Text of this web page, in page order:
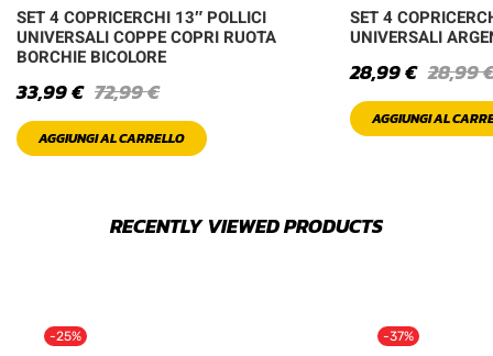
SET 4 COPRICERCHI 13″ POLLICI
UNIVERSALI COPPE COPRI RUOTA
BORCHIE BICOLORE
72,99€
33,99€
AGGIUNGI AL CARRELLO
SET 4
UNIVERSALI
28,99
28,99€
AGGIUNGI AL
RECENTLY VIEWED PRODUCTS
-25% -37%